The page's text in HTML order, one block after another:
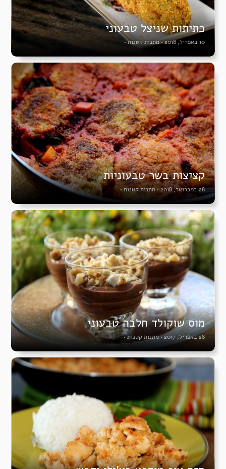
כתיתות שניצל טבעוני
10 באפריל, 2018 •מתנות קטנות•
קציצות בשר טבעוניות
28 בפברואר, 2018 • מתנות קטנות •
מוס שוקולד חלבה טבעוני
28 באפריל, 2017 •מתנות קטנות•